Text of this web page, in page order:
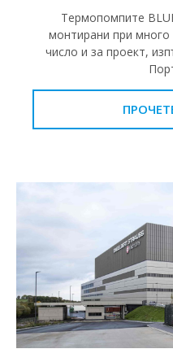
Термопомпите
монтирани при
число и за проект,